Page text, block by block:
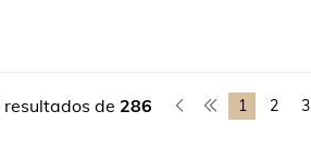
1 2 3
resultados de 286